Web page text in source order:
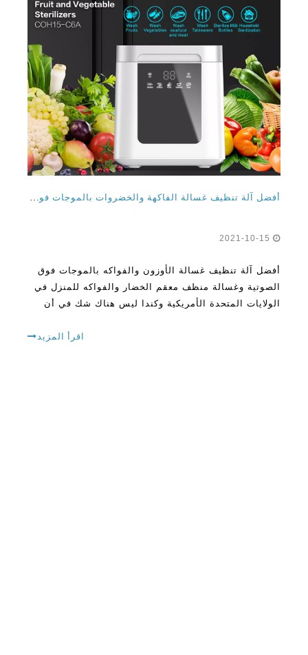
أفضل آلة تنظيف غسالة الفاكهة والخضروات بالموجات فوق الصوتية وغسالة معقم الخضار والفواكه والغسالة للمنزل في الولايات المتحدة الأمريكية وكندا
أفضل آلة تنظيف غسالة الأوزون والفواكه بالموجات فوق
الصوتية وغسالة منظف معقم الخضار والفواكه للمنزل في
الولايات المتحدة الأمريكية وكندا ليس هناك شك في أن
لمساعدة الناس على العيش بصحة جيدة.في بلد مثل
اقرأ المزيد